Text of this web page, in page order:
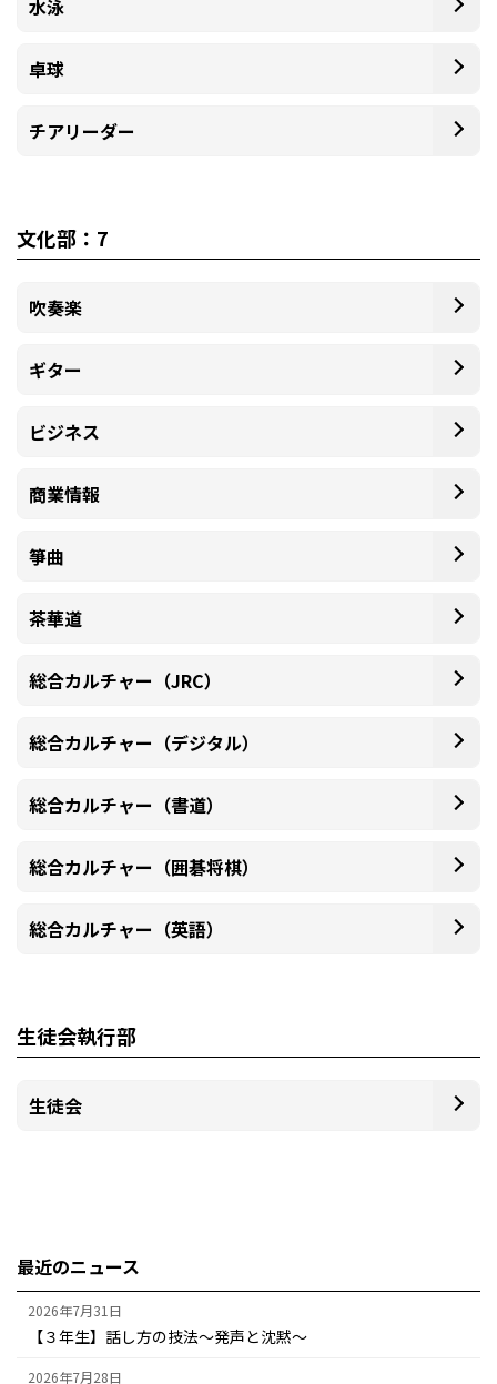
水泳
卓球
チアリーダー
文化部：7
吹奏楽
ギター
ビジネス
商業情報
箏曲
茶華道
総合カルチャー（JRC）
総合カルチャー（デジタル）
総合カルチャー（書道）
総合カルチャー（囲碁将棋）
総合カルチャー（英語）
生徒会執行部
生徒会
最近のニュース
【３年生】話し方の技法～発声と沈黙～
2026年7月31日
2026年7月28日